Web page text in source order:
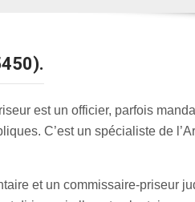
est un officier, parfois
C’est un spécialiste de
et un commissaire-priseur